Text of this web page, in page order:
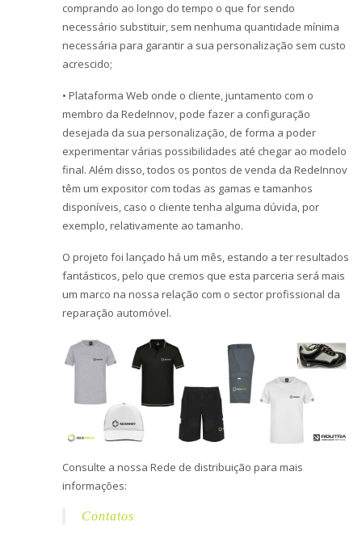
comprando ao longo do tempo o que for sendo
necessário substituir, sem nenhuma quantidade mínima
necessária para garantir a sua personalização sem custo
acrescido;
• Plataforma Web onde o cliente, juntamento com o
membro da RedeInnov, pode fazer a configuração
desejada da sua personalização, de forma a poder
experimentar várias possibilidades até chegar ao modelo
final. Além disso, todos os pontos de venda da RedeInnov
têm um expositor com todas as gamas e tamanhos
disponíveis, caso o cliente tenha alguma dúvida, por
exemplo, relativamente ao tamanho.
O projeto foi lançado há um mês, estando a ter resultados
fantásticos, pelo que cremos que esta parceria será mais
um marco na nossa relação com o sector profissional da
reparação automóvel.
Consulte a nossa Rede de distribuição para mais
informações:
Contatos